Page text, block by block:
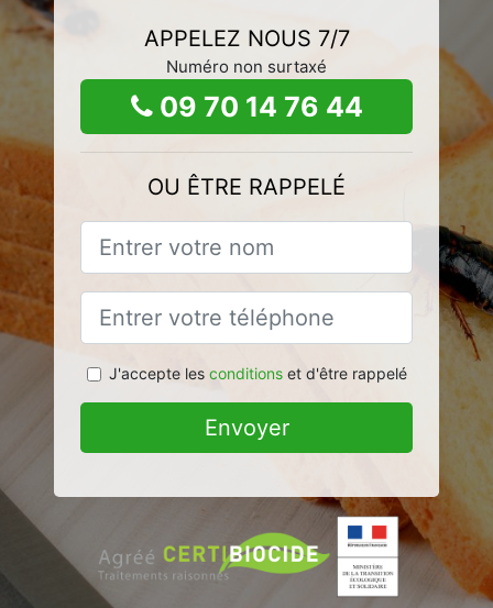
APPELEZ NOUS 7/7
Numéro non surtaxé
09 70 14 76 44
OU ÊTRE RAPPELÉ
J'accepte les conditionset d'être rappelé
Envoyer